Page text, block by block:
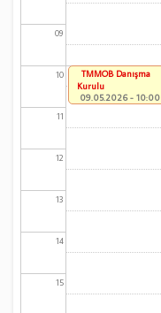
09
10
11
12
13
14
15
TMMOB Danışma
Kurulu
09.05.2026 - 10:00